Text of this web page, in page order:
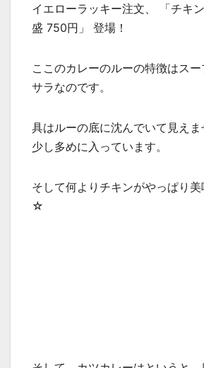
イエローラッキー注文、 「チキ
盛 750円」 登場！
ここのカレーのルーの特徴はス
サラなのです。
具はルーの底に沈んでいて見えま
少し多めに入っています。
そして何よりチキンがやっぱり
☆